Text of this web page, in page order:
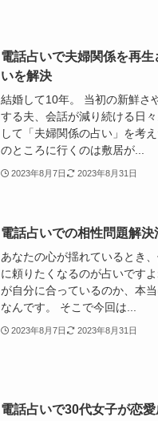
電話占いで夫婦関係を再
いを解決
結婚して10年。 当初の新鮮さ
する夫、会話が減り続ける日
して「夫婦関係の占い」を考
のところに行くのは敷居が...
2023年8月7日 2023年8月31日
電話占いでの相性問題解
あなたの心が揺れているとき
に頼りたくなるのが占いです
が自分に合っているのか、本
なんです。 そこで今回は...
2023年8月7日 2023年8月31日
電話占いで30代女子が恋